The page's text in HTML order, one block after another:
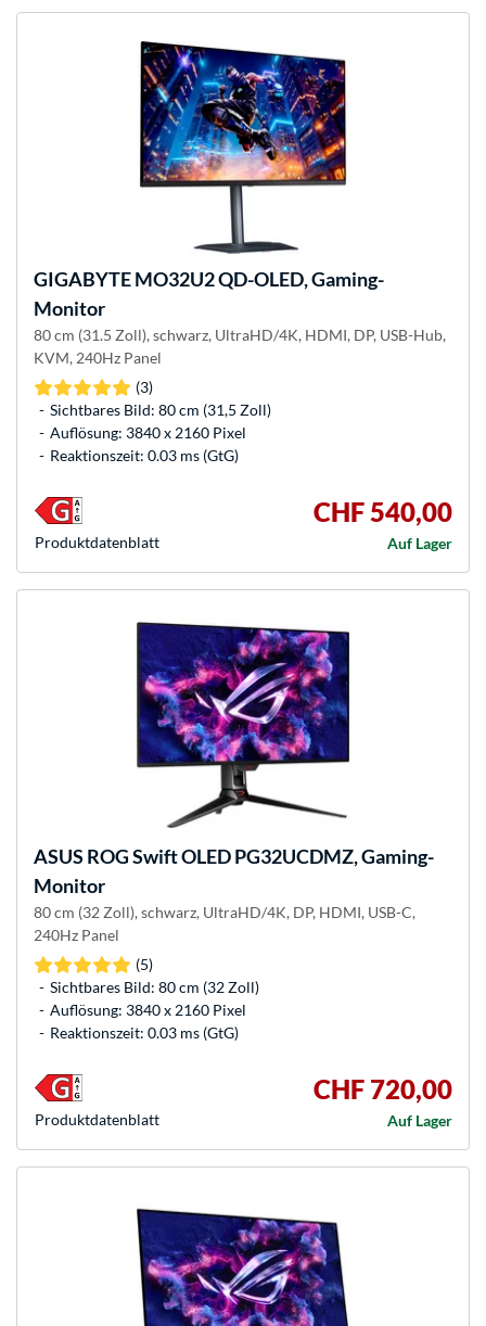
GIGABYTEMO32U2 QD-OLED, Gaming-
Monitor
80 cm (31.5 Zoll), schwarz, UltraHD/4K, HDMI, DP, USB-Hub,
KVM, 240Hz Panel
(3)
Sichtbares Bild: 80 cm (31,5 Zoll)
Auflösung: 3840 x 2160 Pixel
Reaktionszeit: 0.03 ms (GtG)
CHF 540,00
Auf Lager
Produkt­datenblatt
ASUS ROG Swift OLED PG32UCDMZ, Gaming-
Monitor
80 cm (32 Zoll), schwarz, UltraHD/4K, DP, HDMI, USB-C,
240Hz Panel
(5)
Sichtbares Bild: 80 cm (32 Zoll)
Auflösung: 3840 x 2160 Pixel
Reaktionszeit: 0.03 ms (GtG)
CHF 720,00
Auf Lager
Produkt­datenblatt